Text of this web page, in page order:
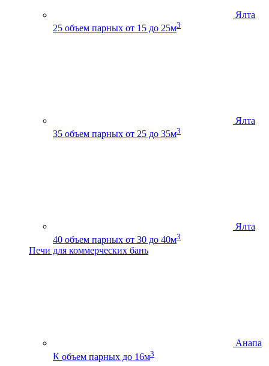
Ялта
25 объем парных от 15 до 25м3
Ялта
35 объем парных от 25 до 35м3
Ялта
40 объем парных от 30 до 40м3
Печи для коммерческих бань
Анапа
К объем парных до 16м3